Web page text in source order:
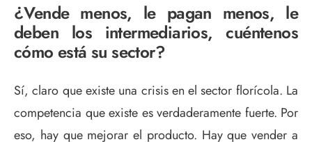
¿Vende menos, le pagan menos, le
deben los intermediarios, cuéntenos
cómo está su sector?
Sí, claro que existe una crisis en el sector florícola. La
competencia que existe es verdaderamente fuerte. Por
eso, hay que mejorar el producto. Hay que vender a